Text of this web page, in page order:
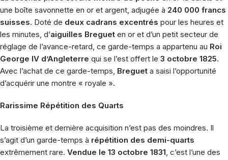
une boîte savonnette en or et argent, adjugée à 240 000 francs
suisses. Doté de deux cadrans excentrés pour les heures et
les minutes, d’aiguilles Breguet en or et d’un petit secteur de
réglage de l’avance-retard, ce garde-temps a appartenu au Roi
George IV d’Angleterre qui se l’est offert le 3 octobre 1825.
Avec l’achat de ce garde-temps, Breguet a saisi l’opportunité
d’acquérir une montre « royale ».
Rarissime Répétition des Quarts
La troisième et dernière acquisition n’est pas des moindres. Il
s’agit d’un garde-temps à répétition des demi-quarts
extrêmement rare. Vendue le 13 octobre 1831 , c’est l’une des